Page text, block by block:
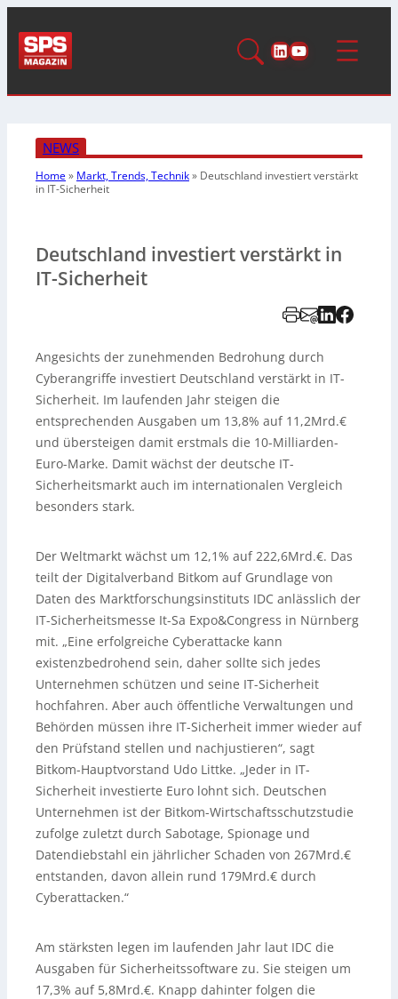
LinkedIn
YouTube
NEWS
Home» Markt, Trends, Technik» Deutschland investiert verstärkt
in IT-Sicherheit
Deutschland investiert verstärkt in
IT-Sicherheit
Angesichts der zunehmenden Bedrohung durch
Cyberangriffe investiert Deutschland verstärkt in IT-
Sicherheit. Im laufenden Jahr steigen die
entsprechenden Ausgaben um 13,8% auf 11,2Mrd.€
und übersteigen damit erstmals die 10-Milliarden-
Euro-Marke. Damit wächst der deutsche IT-
Sicherheitsmarkt auch im internationalen Vergleich
besonders stark.
Der Weltmarkt wächst um 12,1% auf 222,6Mrd.€. Das
teilt der Digitalverband Bitkom auf Grundlage von
Daten des Marktforschungsinstituts IDC anlässlich der
IT-Sicherheitsmesse It-Sa Expo&Congress in Nürnberg
mit. „Eine erfolgreiche Cyberattacke kann
existenzbedrohend sein, daher sollte sich jedes
Unternehmen schützen und seine IT-Sicherheit
hochfahren. Aber auch öffentliche Verwaltungen und
Behörden müssen ihre IT-Sicherheit immer wieder auf
den Prüfstand stellen und nachjustieren“, sagt
Bitkom-Hauptvorstand Udo Littke. „Jeder in IT-
Sicherheit investierte Euro lohnt sich. Deutschen
Unternehmen ist der Bitkom-Wirtschaftsschutzstudie
zufolge zuletzt durch Sabotage, Spionage und
Datendiebstahl ein jährlicher Schaden von 267Mrd.€
entstanden, davon allein rund 179Mrd.€ durch
Cyberattacken.“
Am stärksten legen im laufenden Jahr laut IDC die
Ausgaben für Sicherheitssoftware zu. Sie steigen um
17,3% auf 5,8Mrd.€. Knapp dahinter folgen die